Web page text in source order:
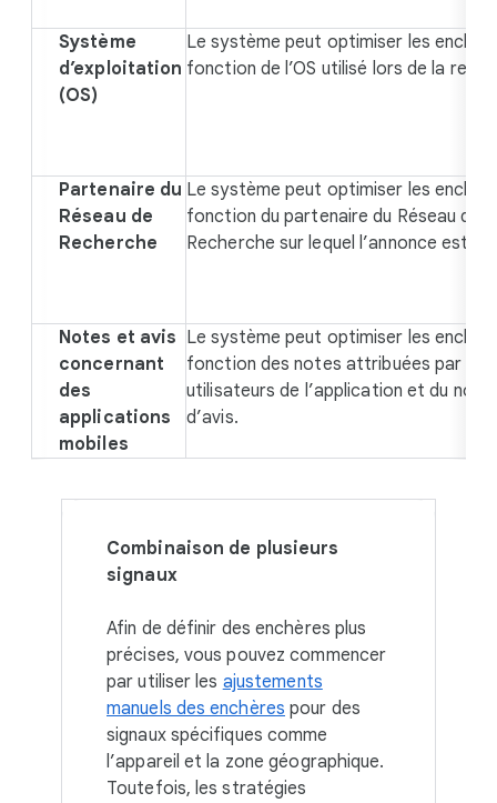
Système
d’exploitation
(OS)
Le système peut optimiser les
fonction de l’OS utilisé lors de la
Partenaire du
Réseau de
Recherche
Le système peut optimiser les
fonction du partenaire du Réseau de
Recherche sur lequel l’annonce est
Notes et avis
concernant
des
applications
mobiles
Le système peut optimiser les
fonction des notes attribuées par les
utilisateurs de l’application et du
d’avis.
Combinaison de plusieurs
signaux
Afin de définir des enchères plus
précises, vous pouvez commencer
par utiliser les ajustements
manuels des enchères pour des
signaux spécifiques comme
l’appareil et la zone géographique.
Toutefois, les stratégies